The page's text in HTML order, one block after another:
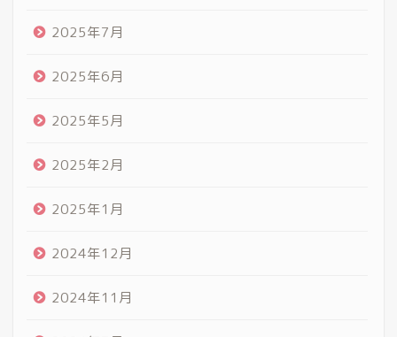
2025年7月
2025年6月
2025年5月
2025年2月
2025年1月
2024年12月
2024年11月